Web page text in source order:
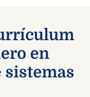
en